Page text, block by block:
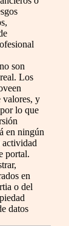
son
Los
valores, y
lo que
en ningún
actividad
portal.
en
o del
datos